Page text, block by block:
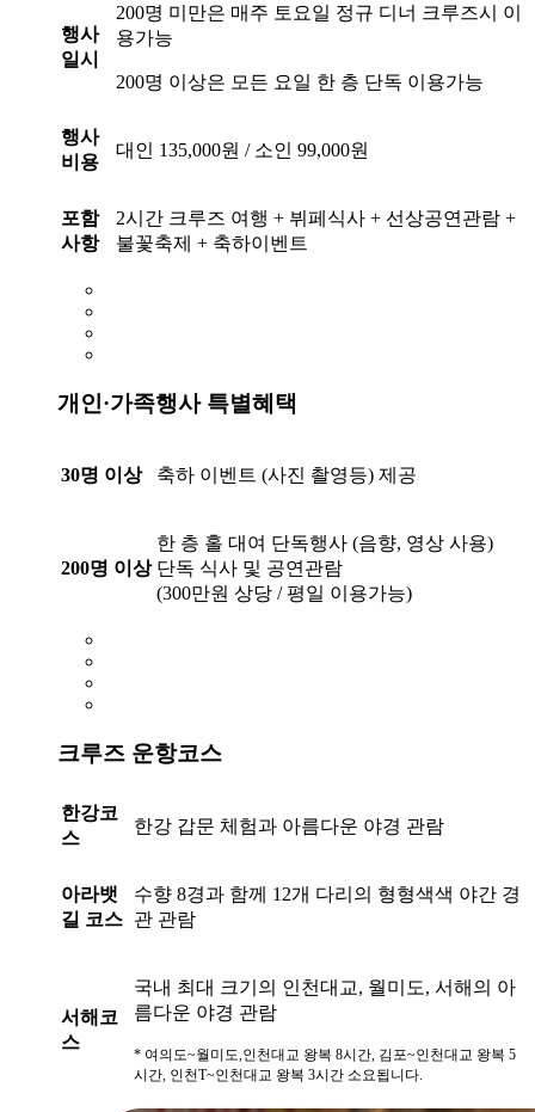
행사
일시
200명 미만은 매주 토요일 정규 디너 크루즈시 이
용가능
200명 이상은 모든 요일 한 층 단독 이용가능
행사
비용
대인 135,000원 / 소인 99,000원
포함
사항
2시간 크루즈 여행 + 뷔페식사 + 선상공연관람 +
불꽃축제 + 축하이벤트
개인·가족행사 특별혜택
30명 이상 축하 이벤트 (사진 촬영등) 제공
200명 이상
한 층 홀 대여 단독행사 (음향, 영상 사용)
단독 식사 및 공연관람
(300만원 상당 / 평일 이용가능)
크루즈 운항코스
한강코
스
한강 갑문 체험과 아름다운 야경 관람
아라뱃
길 코스
수향 8경과 함께 12개 다리의 형형색색 야간 경
관 관람
서해코
스
국내 최대 크기의 인천대교, 월미도, 서해의 아
름다운 야경 관람
* 여의도~월미도,인천대교 왕복 8시간, 김포~인천대교 왕복 5
시간, 인천T~인천대교 왕복 3시간 소요됩니다.